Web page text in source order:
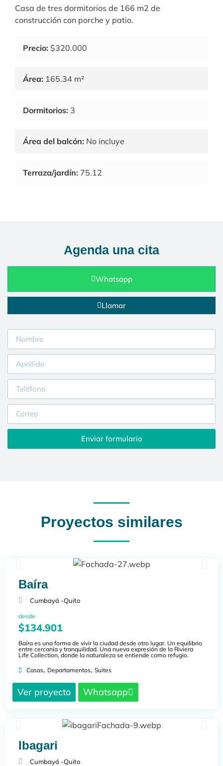
Casa de tres dormitorios de 166 m2 de
construcción con porche y patio.
Precio: $320.000
Área: 165.34 m²
Dormitorios: 3
Área del balcón: No incluye
Terraza/jardín: 75.12
Agenda una cita
Whatsapp
Llamar
Enviar formulario
Proyectos similares
Baíra
Cumbayá -Quito
desde
$134.901
Baíra es una forma de vivir la ciudad desde otro lugar. Un equilibrio
entre cercanía y tranquilidad. Una nueva expresión de la Riviera
Life Collection, donde la naturaleza se entiende como refugio.
Casas, Departamentos, Suites
Ver proyecto Whatsapp
Ibagari
Cumbayá -Quito